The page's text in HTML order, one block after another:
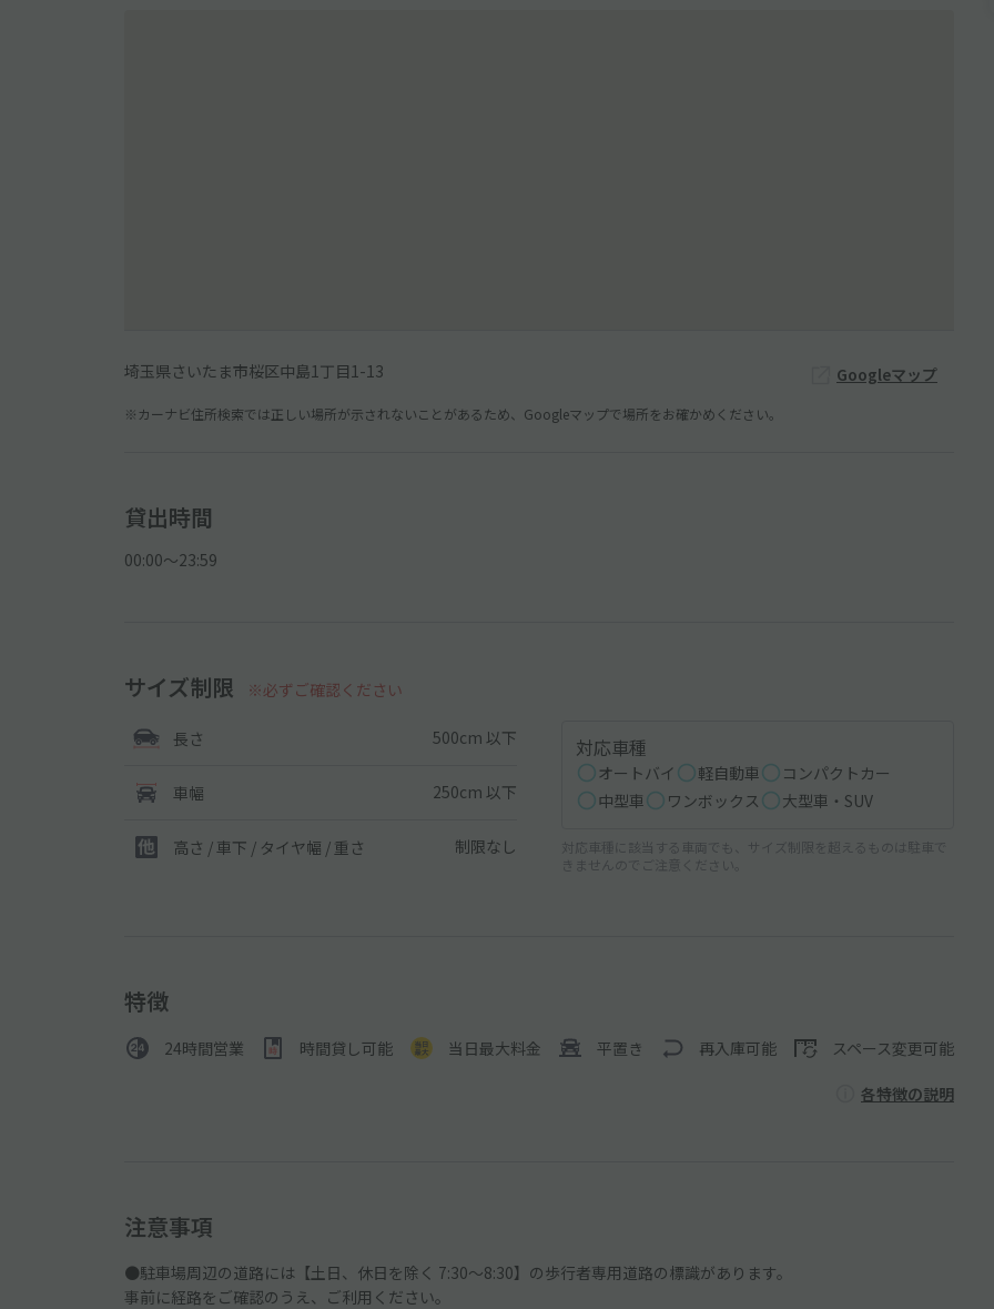
埼玉県さいたま市桜区中島1丁目1-13 Googleマップ
※カーナビ住所検索では正しい場所が示されないことがあるため、Googleマップで場所をお確かめください。
貸出時間
00:00〜23:59
サイズ制限 ※必ずご確認ください
長さ 500cm 以下
車幅 250cm 以下
高さ / 車下 / タイヤ幅 / 重さ 制限なし
対応車種
オートバイ 軽自動車
コンパクトカー
中型車
ワンボックス 大型車・SUV
対応車種に該当する車両でも、サイズ制限を超えるものは駐車で
きませんのでご注意ください。
特徴
24時間営業 時間貸し可能 当日最大料金 平置き 再入庫可能 スペース変更可能
各特徴の説明
注意事項
●駐車場周辺の道路には【土日、休日を除く 7:30～8:30】の歩行者専用道路の標識があります。
事前に経路をご確認のうえ、ご利用ください。